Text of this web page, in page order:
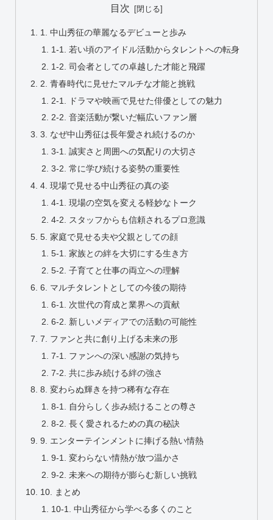
目次
1. 中山秀征の華麗なるデビューと歩み
1-1. 若い頃のアイドル活動からタレントへの転身
1-2. 司会者としての卓越した才能と飛躍
2. 青春時代に見せたマルチな才能と挑戦
2-1. ドラマや映画で見せた俳優としての魅力
2-2. 音楽活動が繋いだ幅広いファン層
3. なぜ中山秀征は長年愛され続けるのか
3-1. 誠実さと周囲への気配りの大切さ
3-2. 常に学び続ける姿勢の重要性
4. 現場で見せる中山秀征の真の姿
4-1. 現場の空気を変える軽妙なトーク
4-2. スタッフからも信頼されるプロ意識
5. 家庭で見せる夫や父親としての顔
5-1. 家族との絆を大切にする生き方
5-2. 子育てと仕事の両立への理解
6. マルチタレントとしての今後の期待
6-1. 次世代の育成と業界への貢献
6-2. 新しいメディアでの活動の可能性
7. ファンと共に創り上げる未来の形
7-1. ファンへの深い感謝の気持ち
7-2. 共に歩み続ける絆の強さ
8. 変わらぬ輝きを持つ稀有な存在
8-1. 自分らしく歩み続けることの尊さ
8-2. 長く愛されるための真の秘訣
9. エンターテインメントに捧げる熱い情熱
9-1. 変わらない情熱が放つ温かさ
9-2. 未来への期待が膨らむ新しい挑戦
10. まとめ
10-1. 中山秀征から学べる多くのこと